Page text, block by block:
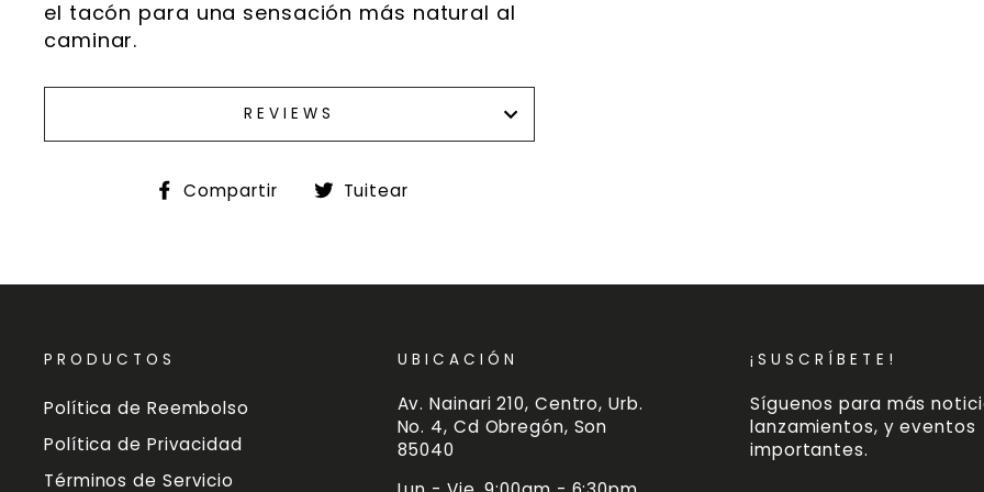
el tacón para una sensación más natural al
caminar.
REVIEWS
Compartir
Compartir
Tuitear
PRODUCTOS
Política de Reembolso
Política de Privacidad
Términos de Servicio
UBICACIÓN
Av. Nainari 210, Centro, Urb.
No. 4, Cd Obregón, Son
85040
¡SUSCRÍBETE!
Síguenos para más
lanzamientos, y eventos
importantes.